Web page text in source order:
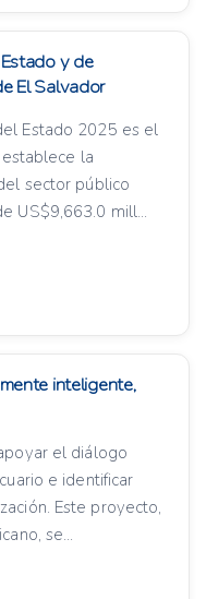
y de
El Salvador
Estado 2025 es el
la
sector público
US$9,663.0 mill...
inteligente,
el diálogo
e identificar
Este proyecto,
se...